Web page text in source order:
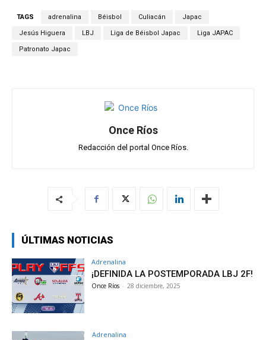
A
p
b
o
o
gr
a
p
ar
TAGS adrenalina Béisbol Culiacán Japac
Jesús Higuera LBJ Liga de Béisbol Japac Liga JAPAC
Patronato Japac
Once Ríos
Redacción del portal Once Ríos.
ÚLTIMAS NOTICIAS
Adrenalina
¡DEFINIDA LA POSTEMPORADA LBJ 2F!
Once Ríos - 28 diciembre, 2025
Adrenalina